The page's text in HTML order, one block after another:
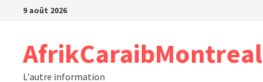
Passer9 août 2026
AfrikCaraibMontreal
L'autre information